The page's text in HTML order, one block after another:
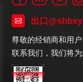
出口
尊敬的经销商和用
联系我们，我们将